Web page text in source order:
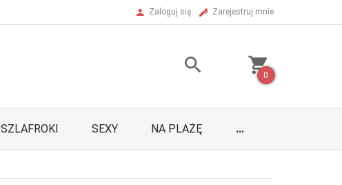
Zaloguj się Zarejestruj mnie
0
SZLAFROKI SEXY NA PLAŻĘ ...